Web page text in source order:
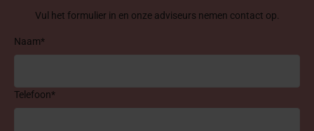
Vul het formulier in en onze adviseurs nemen contact op.
Naam*
Telefoon*